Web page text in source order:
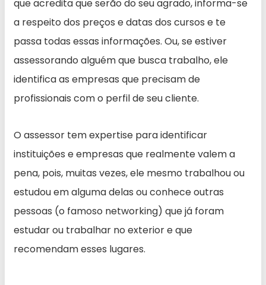
que acredita que serão do seu agrado, informa-se
a respeito dos preços e datas dos cursos e te
passa todas essas informações. Ou, se estiver
assessorando alguém que busca trabalho, ele
identifica as empresas que precisam de
profissionais com o perfil de seu cliente.
O assessor tem expertise para identificar
instituições e empresas que realmente valem a
pena, pois, muitas vezes, ele mesmo trabalhou ou
estudou em alguma delas ou conhece outras
pessoas (o famoso networking) que já foram
estudar ou trabalhar no exterior e que
recomendam esses lugares.